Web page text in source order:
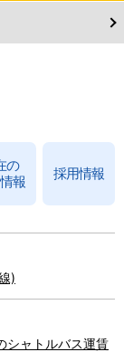
の
報
採用情報
)
シャトルバス運賃